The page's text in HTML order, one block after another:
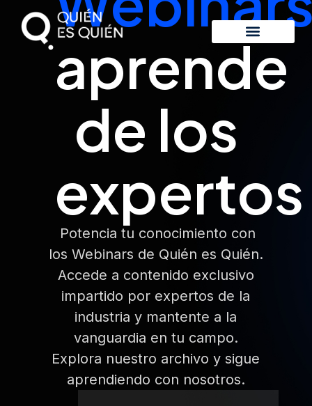
aprende
de los
expertos
Potencia tu conocimiento con
los Webinars de Quién es Quién.
Accede a contenido exclusivo
impartido por expertos de la
industria y mantente a la
vanguardia en tu campo.
Explora nuestro archivo y sigue
aprendiendo con nosotros.